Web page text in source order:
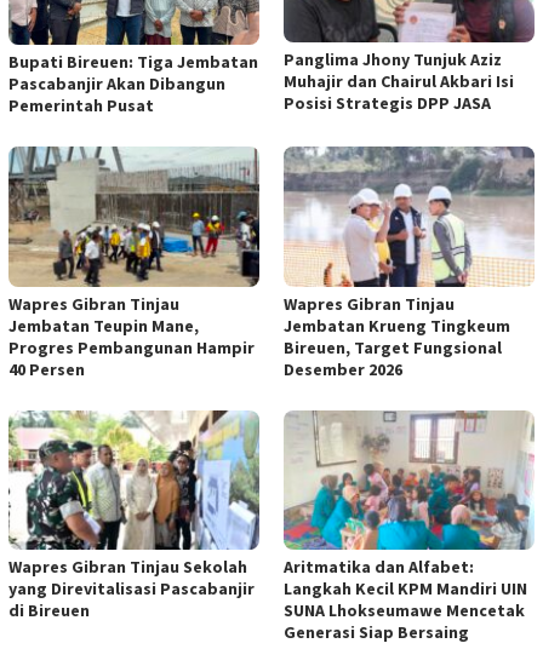
Bupati Bireuen: Tiga Jembatan
Pascabanjir Akan Dibangun
Pemerintah Pusat
Panglima Jhony Tunjuk Aziz
Muhajir dan Chairul Akbari Isi
Posisi Strategis DPP JASA
Wapres Gibran Tinjau
Jembatan Teupin Mane,
Progres Pembangunan Hampir
40 Persen
Wapres Gibran Tinjau
Jembatan Krueng Tingkeum
Bireuen, Target Fungsional
Desember 2026
Wapres Gibran Tinjau Sekolah
yang Direvitalisasi Pascabanjir
di Bireuen
Aritmatika dan Alfabet:
Langkah Kecil KPM Mandiri UIN
SUNA Lhokseumawe Mencetak
Generasi Siap Bersaing